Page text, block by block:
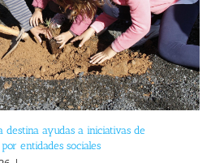
destina ayudas a iniciativas de
entidades sociales